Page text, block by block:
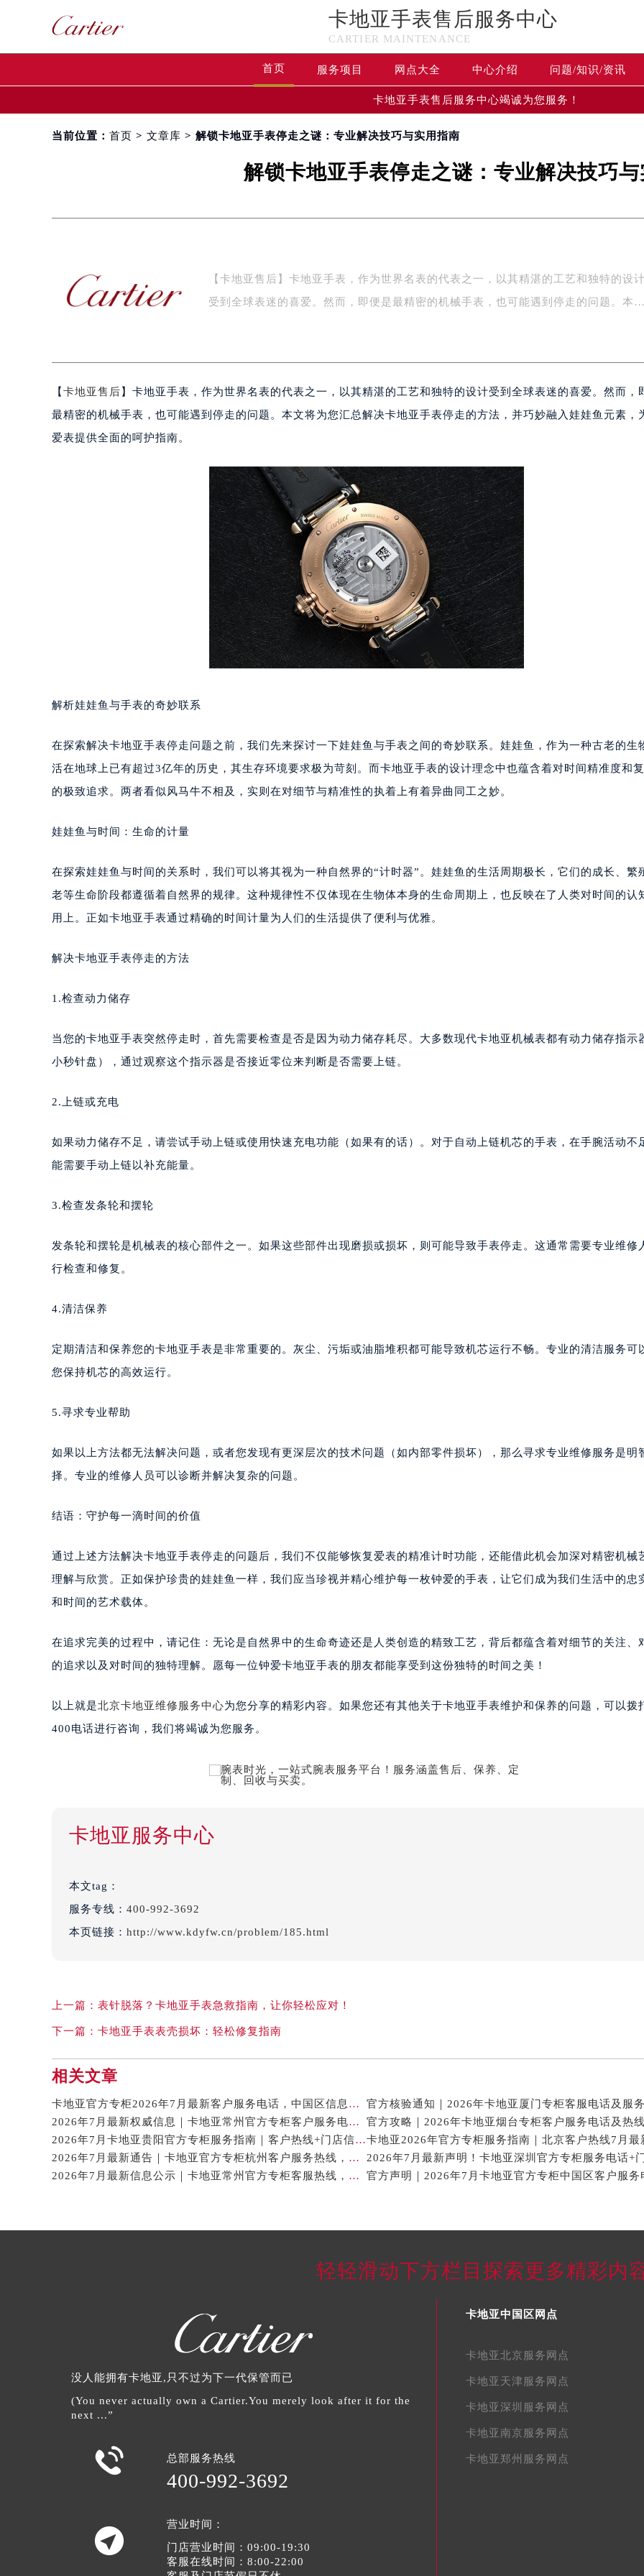
卡地亚手表售后服务中心
CARTIER MAINTENANCE
首页 服务项目 网点大全 中心介绍 问题/知识/资讯
卡地亚手表售后服务中心竭诚为您服务！
当前位置： 首页 > 文章库 > 解锁卡地亚手表停走之谜：专业解决技巧与实用指南
解锁卡地亚手表停走之谜：专业解决技巧
【卡地亚售后】卡地亚手表，作为世界名表的代表之一，以其精湛的工艺和独特的设计
受到全球表迷的喜爱。然而，即便是最精密的机械手表，也可能遇到停走的问题。本…
【 卡地亚售后 】卡地亚手表，作为世界名表的代表之一，以其精湛的工艺和独特的设计受到全球表迷的喜爱。然而，
最精密的机械手表，也可能遇到停走的问题。本文将为您汇总解决卡地亚手表停走的方法，并巧妙融入娃娃鱼元素，
爱表提供全面的呵护指南。
解析娃娃鱼与手表的奇妙联系
在探索解决卡地亚手表停走问题之前，我们先来探讨一下娃娃鱼与手表之间的奇妙联系。娃娃鱼，作为一种古老的生
活在地球上已有超过3亿年的历史，其生存环境要求极为苛刻。而卡地亚手表的设计理念中也蕴含着对时间精准度和
的极致追求。两者看似风马牛不相及，实则在对细节与精准性的执着上有着异曲同工之妙。
娃娃鱼与时间：生命的计量
在探索娃娃鱼与时间的关系时，我们可以将其视为一种自然界的“计时器”。娃娃鱼的生活周期极长，它们的成长、繁
老等生命阶段都遵循着自然界的规律。这种规律性不仅体现在生物体本身的生命周期上，也反映在了人类对时间的认
用上。正如卡地亚手表通过精确的时间计量为人们的生活提供了便利与优雅。
解决卡地亚手表停走的方法
1.检查动力储存
当您的卡地亚手表突然停走时，首先需要检查是否是因为动力储存耗尽。大多数现代卡地亚机械表都有动力储存指示
小秒针盘），通过观察这个指示器是否接近零位来判断是否需要上链。
2.上链或充电
如果动力储存不足，请尝试手动上链或使用快速充电功能（如果有的话）。对于自动上链机芯的手表，在手腕活动不
能需要手动上链以补充能量。
3.检查发条轮和摆轮
发条轮和摆轮是机械表的核心部件之一。如果这些部件出现磨损或损坏，则可能导致手表停走。这通常需要专业维修
行检查和修复。
4.清洁保养
定期清洁和保养您的卡地亚手表是非常重要的。灰尘、污垢或油脂堆积都可能导致机芯运行不畅。专业的清洁服务可
您保持机芯的高效运行。
5.寻求专业帮助
如果以上方法都无法解决问题，或者您发现有更深层次的技术问题（如内部零件损坏），那么寻求专业维修服务是明
择。专业的维修人员可以诊断并解决复杂的问题。
结语：守护每一滴时间的价值
通过上述方法解决卡地亚手表停走的问题后，我们不仅能够恢复爱表的精准计时功能，还能借此机会加深对精密机械
理解与欣赏。正如保护珍贵的娃娃鱼一样，我们应当珍视并精心维护每一枚钟爱的手表，让它们成为我们生活中的忠
和时间的艺术载体。
在追求完美的过程中，请记住：无论是自然界中的生命奇迹还是人类创造的精致工艺，背后都蕴含着对细节的关注、
的追求以及对时间的独特理解。愿每一位钟爱卡地亚手表的朋友都能享受到这份独特的时间之美！
以上就是北京卡地亚维修服务中心为您分享的精彩内容。如果您还有其他关于卡地亚手表维护和保养的问题，可以拨
400电话进行咨询，我们将竭诚为您服务。
卡地亚服务中心
本文tag：
服务专线： 400-992-3692
本页链接： http://www.kdyfw.cn/problem/185.html
上一篇： 表针脱落？卡地亚手表急救指南，让你轻松应对！
下一篇： 卡地亚手表表壳损坏：轻松修复指南
相关文章
卡地亚官方专柜2026年7月最新客户服务电话，中国区信息权威发布
2026年7月最新权威信息｜卡地亚常州官方专柜客户服务电话公告
官方攻略｜2026年卡地亚烟台专柜客户服务电话及热
2026年7月卡地亚贵阳官方专柜服务指南｜客户热线+门店信息+服务电话
2026年7月最新通告｜卡地亚官方专柜杭州客户服务热线，专柜信息整合版
2026年7月最新信息公示｜卡地亚常州官方专柜客服热线，权威核验攻略
轻轻滑动下方栏目探索更多精彩内
没人能拥有卡地亚,只不过为下一代保管而已
(You never actually own a Cartier.You merely look after it for the
next ...”
 总部服务热线
400-992-3692

营业时间：
门店营业时间：09:00-19:30
客服在线时间：8:00-22:00
卡地亚中国区网点
卡地亚北京服务网点
卡地亚天津服务网点
卡地亚深圳服务网点
卡地亚南京服务网点
卡地亚郑州服务网点